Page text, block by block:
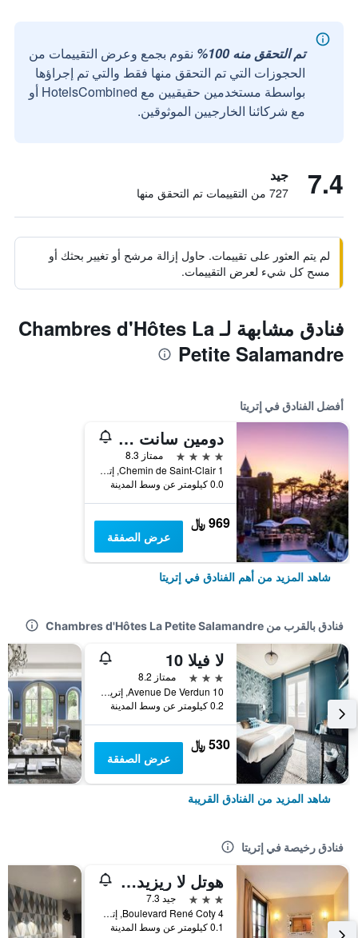
تم التحقق منه 100%
نقوم بجمع وعرض التقييمات من
الحجوزات التي تم التحقق منها فقط والتي تم إجراؤها
بواسطة مستخدمين حقيقيين مع HotelsCombined أو
مع شركائنا الخارجيين الموثوقين.
7.4 جيد
727 من التقييمات تم التحقق منها
لم يتم العثور على تقييمات. حاول إزالة مرشح أو تغيير بحثك أو
مسح كل شيء لعرض التقييمات.
فنادق مشابهة لـ Chambres d'Hôtes La
Petite Salamandre
أفضل الفنادق في إتريتا
دومين سانت كلير لو دونجون إتريتات
4 نجوم
ممتاز 8.3
Chemin de Saint-Clair 1, إتريتا, نورماندي, فرنسا
0.0 كيلومتر عن وسط المدينة
969 ﷼
عرض الصفقة
شاهد المزيد من أهم الفنادق في إتريتا
فنادق بالقرب من Chambres d'Hôtes La Petite Salamandre
لا فيلا 10
3 نجوم
ممتاز 8.2
10 Avenue De Verdun, إتريتا, نورماندي, فرنسا
0.2 كيلومتر عن وسط المدينة
530 ﷼
عرض الصفقة
شاهد المزيد من الفنادق القريبة
فنادق رخيصة في إتريتا
هوتل لا ريزيدنس مانوار دو لا سالاماندر
3 نجوم
جيد 7.3
4 Boulevard René Coty, إتريتا, نورماندي, فرنسا
0.1 كيلومتر عن وسط المدينة